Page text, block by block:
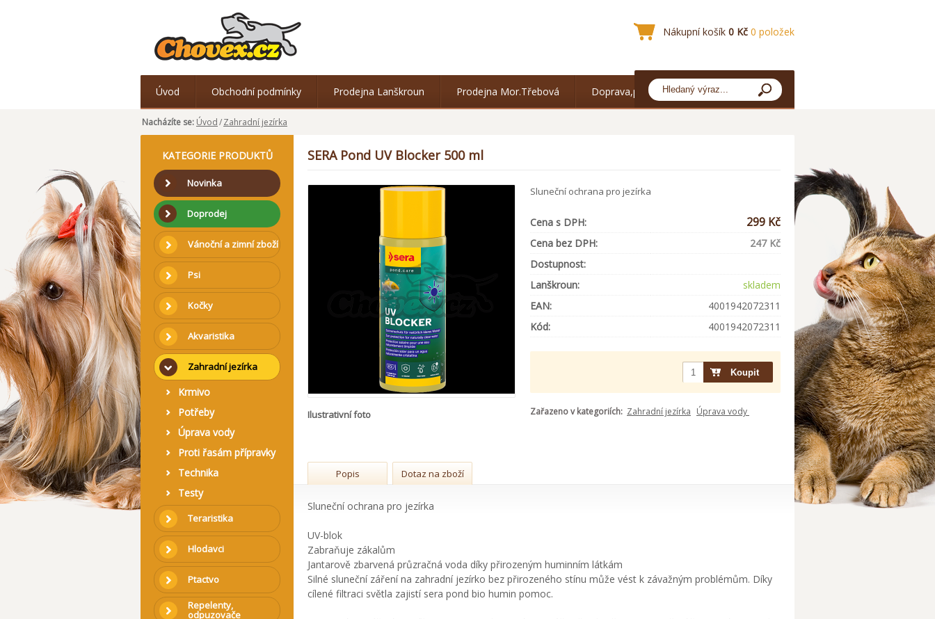
Nákupní košík 0 Kč 0 položek
Úvod Obchodní podmínky Prodejna Lanškroun Prodejna Mor.Třebová Doprava,platba
Nacházíte se: Úvod/Zahradní jezírka
KATEGORIE PRODUKTŮ
Novinka
Doprodej
Vánoční a zimní zboží
Psi
Kočky
Akvaristika
Zahradní jezírka
Krmivo
Potřeby
Úprava vody
Proti řasám přípravky
Technika
Testy
Teraristika
Hlodavci
Ptactvo
Repelenty,
odpuzovače
SERA Pond UV Blocker 500 ml
Ilustrativní foto
Sluneční ochrana pro jezírka
Cena s DPH: 299 Kč
Cena bez DPH:
247 Kč
Dostupnost:
Lanškroun:
skladem
EAN:
4001942072311
Kód:
4001942072311
Zařazeno v kategoriích: Zahradní jezírka Úprava vody
Popis Dotaz na zboží
Sluneční ochrana pro jezírka
UV-blok
Zabraňuje zákalům
Jantarově zbarvená průzračná voda díky přirozeným huminním látkám
Silné sluneční záření na zahradní jezírko bez přirozeného stínu může vést k závažným problémům. Díky
cílené filtraci světla zajistí sera pond bio humin pomoc.